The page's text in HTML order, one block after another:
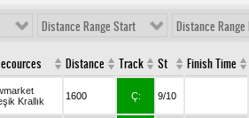
Distance Range Start Distance Range
Distance Track St Finish Time
Krallık
1600 Ç: 9/10